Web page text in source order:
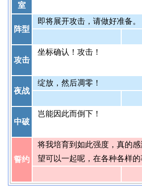
室
阵型
即将展开攻击，请做好准备。
攻击
坐标确认！攻击！
夜战
绽放，然后凋零！
中破
岂能因此而倒下！
誓约
将我培育到如此强度，真的
望可以一起呢，在各种各样的